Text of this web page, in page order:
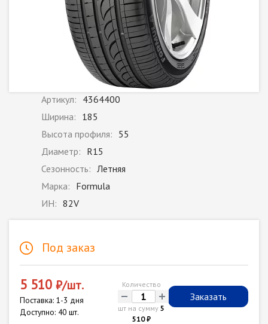
Артикул: 4364400
Ширина: 185
Высота профиля: 55
Диаметр: R15
Сезонность: Летняя
Марка: Formula
ИН: 82V
Под заказ
5 510 ₽/шт.
Поставка: 1-3 дня
Доступно: 40 шт.
Количество
- +
шт на сумму5
510 ₽
Заказать